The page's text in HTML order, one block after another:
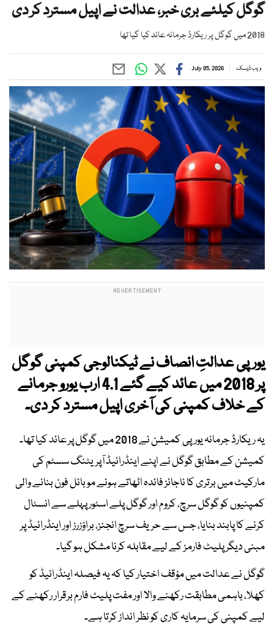
گوگل کیلئے بری خبر، عدالت نے اپیل مسترد کر دی
2018 میں گوگل پر ریکارڈ جرمانہ عائد کیا گیا تھا
ویب ڈیسک July 05, 2026
یورپی عدالتِ انصاف نے ٹیکنالوجی کمپنی گوگل
پر 2018 میں عائد کیے گئے 4.1 ارب یورو جرمانے
کے خلاف کمپنی کی آخری اپیل مسترد کر دی۔
یہ ریکارڈ جرمانہ یورپی کمیشن نے 2018 میں گوگل پر عائد کیا تھا۔
کمیشن کے مطابق گوگل نے اپنے اینڈرائیڈ آپریٹنگ سسٹم کی
مارکیٹ میں برتری کا ناجائز فائدہ اٹھاتے ہوئے موبائل فون بنانے والی
کمپنیوں کو گوگل سرچ، کروم اور گوگل پلے اسٹور پہلے سے انسٹال
کرنے کا پابند بنایا، جس سے حریف سرچ انجنز، براؤزرز اور اینڈرائیڈ پر
مبنی دیگر پلیٹ فارمز کے لیے مقابلہ کرنا مشکل ہو گیا۔
گوگل نے عدالت میں مؤقف اختیار کیا کہ یہ فیصلہ اینڈرائیڈ کو
کھلا، باہمی مطابقت رکھنے والا اور مفت پلیٹ فارم برقرار رکھنے کے
لیے کمپنی کی سرمایہ کاری کو نظر انداز کرتا ہے۔